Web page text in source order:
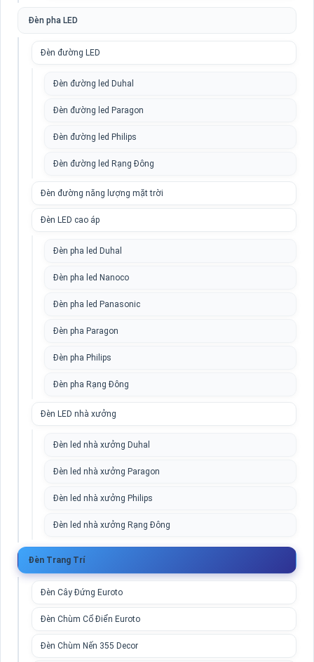
Đèn pha LED
Đèn đường LED
Đèn đường led Duhal
Đèn đường led Paragon
Đèn đường led Philips
Đèn đường led Rạng Đông
Đèn đường năng lượng mặt trời
Đèn LED cao áp
Đèn pha led Duhal
Đèn pha led Nanoco
Đèn pha led Panasonic
Đèn pha Paragon
Đèn pha Philips
Đèn pha Rạng Đông
Đèn LED nhà xưởng
Đèn led nhà xưởng Duhal
Đèn led nhà xưởng Paragon
Đèn led nhà xưởng Philips
Đèn led nhà xưởng Rạng Đông
Đèn Trang Trí
Đèn Cây Đứng Euroto
Đèn Chùm Cổ Điển Euroto
Đèn Chùm Nến 355 Decor